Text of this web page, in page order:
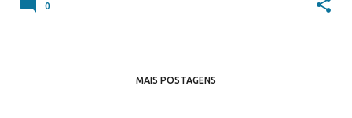
0
MAIS POSTAGENS